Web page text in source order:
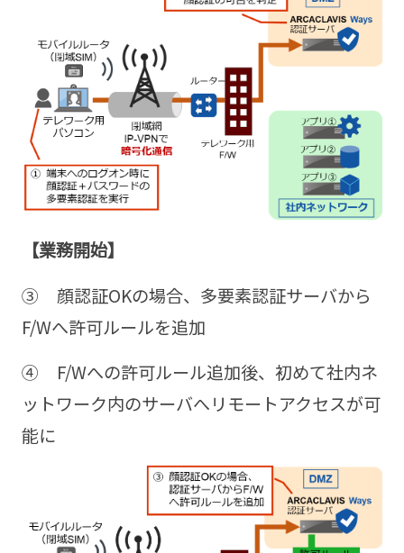
【業務開始】
③ 顔認証OKの場合、多要素認証サーバから
F/Wへ許可ルールを追加
④ F/Wへの許可ルール追加後、初めて社内ネ
ットワーク内のサーバへリモートアクセスが可
能に